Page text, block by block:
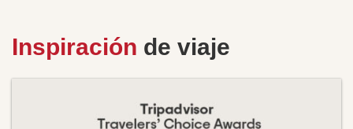
Inspiración de viaje